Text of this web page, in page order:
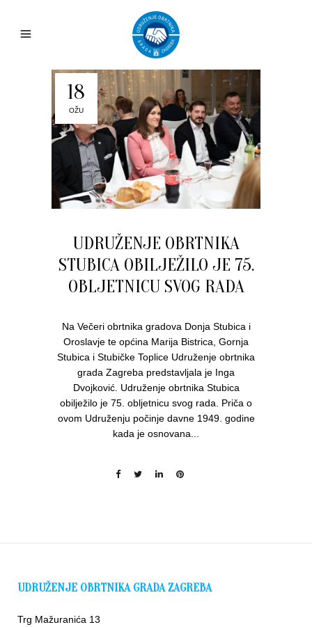
18
OŽU
UDRUŽENJE OBRTNIKA
STUBICA OBILJEŽILO JE 75.
OBLJETNICU SVOG RADA
Na Večeri obrtnika gradova Donja Stubica i
Oroslavje te općina Marija Bistrica, Gornja
Stubica i Stubičke Toplice Udruženje obrtnika
grada Zagreba predstavljala je Inga
Dvojković. Udruženje obrtnika Stubica
obilježilo je 75. obljetnicu svog rada. Priča o
ovom Udruženju počinje davne 1949. godine
kada je osnovana...
UDRUŽENJE OBRTNIKA GRADA ZAGREBA
Trg Mažuranića 13